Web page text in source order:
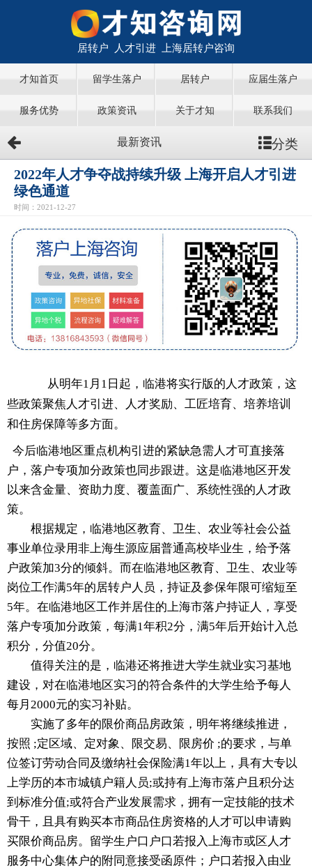
居转户 人才引进 上海居转户咨询
才知首页 留学生落户 居转户 应届生落户
服务优势 政策资讯 关于才知 联系我们
最新资讯 分类
2022年人才争夺战持续升级 上海开启人才引进
绿色通道
时间：2021-12-27
从明年1月1日起，临港将实行版的人才政策，这
些政策聚焦人才引进、人才奖励、工匠培育、培养培训
和住房保障等多方面。
今后临港地区重点机构引进的紧缺急需人才可直接落
户，落户专项加分政策也同步跟进。这是临港地区开发
以来含金量、资助力度、覆盖面广、系统性强的人才政
策。
根据规定，临港地区教育、卫生、农业等社会公益
事业单位录用非上海生源应届普通高校毕业生，给予落
户政策加3分的倾斜。而在临港地区教育、卫生、农业等
岗位工作满5年的居转户人员，持证及参保年限可缩短至
5年。在临港地区工作并居住的上海市落户持证人，享受
落户专项加分政策，每满1年积2分，满5年后开始计入总
积分，分值20分。
值得关注的是，临港还将推进大学生就业实习基地
建设，对在临港地区实习的符合条件的大学生给予每人
每月2000元的实习补贴。
实施了多年的限价商品房政策，明年将继续推进，
按照 ;定区域、定对象、限交易、限房价 ;的要求，与单
位签订劳动合同及缴纳社会保险满1年以上，具有大专以
上学历的本市城镇户籍人员;或持有上海市落户且积分达
到标准分值;或符合产业发展需求，拥有一定技能的技术
骨干，且具有购买本市商品住房资格的人才可以申请购
买限价商品房。留学生户口户口若报入上海市或区人才
服务中心集体户的附同意接受函原件；户口若报入由业